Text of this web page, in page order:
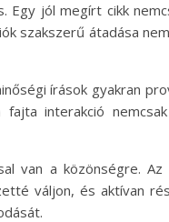
Egy jól megírt cikk
szakszerű átadása
írások gyakran
interakció
van a közönségre.
váljon, és aktívan